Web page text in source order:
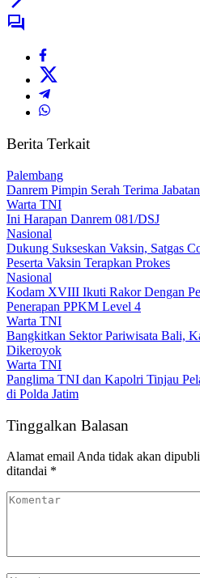
Berita Terkait
Palembang
Danrem Pimpin Serah Terima
Warta TNI
Ini Harapan Danrem 081/DSJ
Nasional
Dukung Sukseskan Vaksin, Satgas
Peserta Vaksin Terapkan Prokes
Nasional
Kodam XVIII Ikuti Rakor Dengan
Penerapan PPKM Level 4
Warta TNI
Bangkitkan Sektor Pariwisata Bali,
Dikeroyok
Warta TNI
Panglima TNI dan Kapolri Tinjau
di Polda Jatim
Tinggalkan Balasan
Alamat email Anda tidak akan
ditandai *